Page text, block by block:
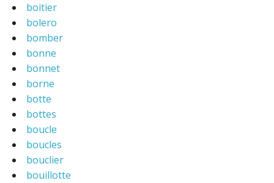
boitier
bolero
bomber
bonne
bonnet
borne
botte
bottes
boucle
boucles
bouclier
bouillotte